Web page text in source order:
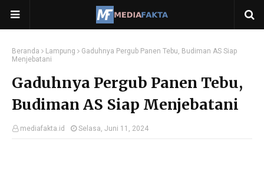
Beranda Lampung
Gaduhnya Pergub Panen Tebu, Budiman AS Siap
Menjebatani
Gaduhnya Pergub Panen Tebu,
Budiman AS Siap Menjebatani
mediafakta.id Selasa, Juni 11, 2024